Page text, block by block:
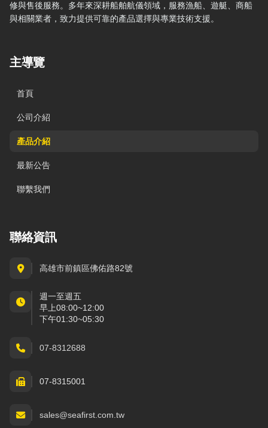
修與售後服務。多年來深耕船舶航儀領域，服務漁船、遊艇、商船
與相關業者，致力提供可靠的產品選擇與專業技術支援。
主導覽
首頁
公司介紹
產品介紹
最新公告
聯繫我們
聯絡資訊
高雄市前鎮區佛佑路82號
週一至週五
早上08:00~12:00
下午01:30~05:30
07-8312688
07-8315001
sales@seafirst.com.tw